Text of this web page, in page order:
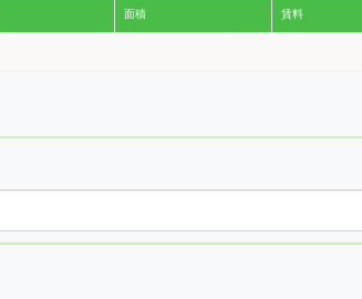
面積 賃料